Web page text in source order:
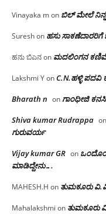
Vinayaka mon ಬಿಲ್ ಮೇಲೆ ನಿನ್ನ
Sureshon ಹಸು
ಹನು ಬಿಎನon ಮದಲಿಂಗನ
Lakshmi YonC.N.ಹಳ್ಳಿ ಪದವಿ
Bharath n onಗಾಂಧೀಜಿ
Shiva kumar Rudrappa on
ಗುರುವರ್ಯ
Vijay kumar GR on
ಮಾಡಿದ್ದೇನು….
MAHESH.H on ತುಮಕೂರು‌
Mahalakshmi on ತುಮಕೂರು‌